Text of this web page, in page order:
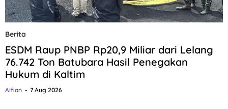
Berita
ESDM Raup PNBP Rp20,9 Miliar dari Lelang
76.742 Ton Batubara Hasil Penegakan
Hukum di Kaltim
Alfian 7 Aug 2026